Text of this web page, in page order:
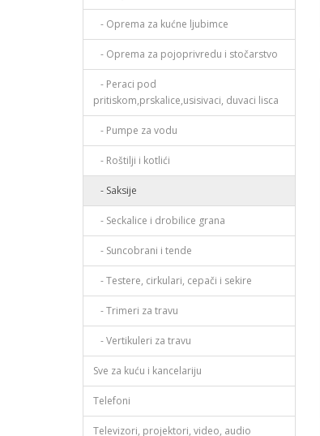
- Oprema za kućne ljubimce
- Oprema za pojoprivredu i stočarstvo
- Peraci pod
pritiskom,prskalice,usisivaci, duvaci lisca
- Pumpe za vodu
- Roštilji i kotlići
- Saksije
- Seckalice i drobilice grana
- Suncobrani i tende
- Testere, cirkulari, cepači i sekire
- Trimeri za travu
- Vertikuleri za travu
Sve za kuću i kancelariju
Telefoni
Televizori, projektori, video, audio